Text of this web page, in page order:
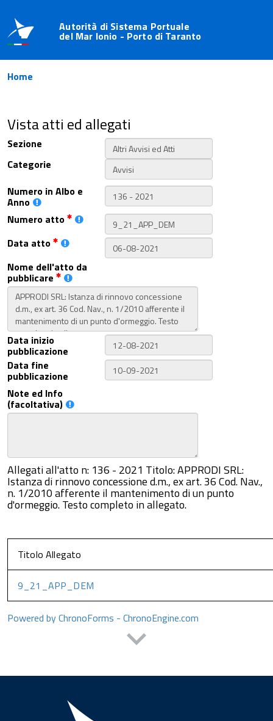
Autorità di Sistema Portuale
del Mar Ionio - Porto di Taranto
Home
Vista atti ed allegati
Sezione
Categorie
Numero in Albo e
Anno
Numero atto
Data atto
Nome dell'atto da
pubblicare
Data inizio
pubblicazione
Data fine
pubblicazione
Note ed Info
(facoltativa)
Allegati all'atto n: 136 - 2021 Titolo: APPRODI SRL:
Istanza di rinnovo concessione d.m., ex art. 36 Cod. Nav.,
n. 1/2010 afferente il mantenimento di un punto
d'ormeggio. Testo completo in allegato.
Titolo Allegato
9_21_APP_DEM
Powered by ChronoForms - ChronoEngine.com